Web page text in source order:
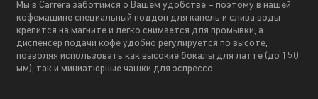
Мы в Carrera заботимся о Вашем удобстве – поэтому в нашей
кофемашине специальный поддон для капель и слива воды
крепится на магните и легко снимается для промывки, а
диспенсер подачи кофе удобно регулируется по высоте,
позволяя использовать как высокие бокалы для латте (до 150
мм), так и миниатюрные чашки для эспрессо.